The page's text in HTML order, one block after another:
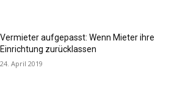
Vermieter aufgepasst: Wenn Mieter ihre
Einrichtung zurücklassen
24. April 2019